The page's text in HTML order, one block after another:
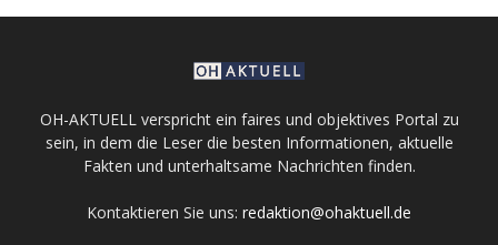
OH-AKTUELL verspricht ein faires und objektives Portal zu
sein, in dem die Leser die besten Informationen, aktuelle
Fakten und unterhaltsame Nachrichten finden.
Kontaktieren Sie uns: redaktion@ohaktuell.de